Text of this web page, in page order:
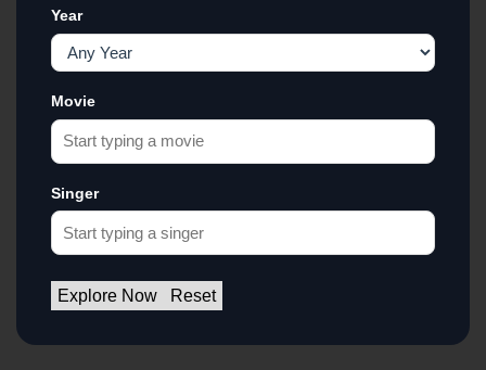
Year
Movie
Singer
Explore Now Reset